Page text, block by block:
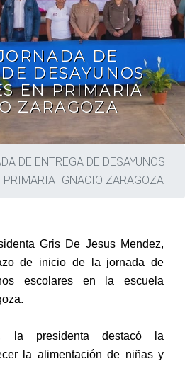
DE
DESAYUNOS
EN PRIMARIA
ZARAGOZA
DE ENTREGA DE DESAYUNOS
PRIMARIA IGNACIO ZARAGOZA
Gris De Jesus Mendez,
de inicio de la jornada de
escolares en la escuela
la presidenta destacó la
la alimentación de niñas y